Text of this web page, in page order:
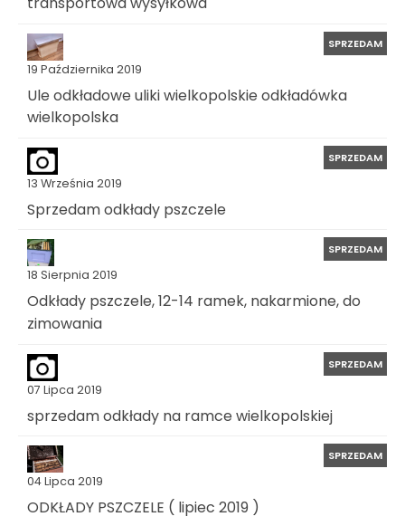
19 Października 2019
SPRZEDAM
Ule odkładowe uliki wielkopolskie odkładówka
wielkopolska
13 Września 2019
SPRZEDAM
Sprzedam odkłady pszczele
18 Sierpnia 2019
SPRZEDAM
Odkłady pszczele, 12-14 ramek, nakarmione, do
zimowania
07 Lipca 2019
SPRZEDAM
sprzedam odkłady na ramce wielkopolskiej
04 Lipca 2019
SPRZEDAM
ODKŁADY PSZCZELE ( lipiec 2019 )